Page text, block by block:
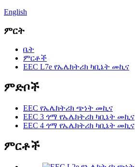
English
ምርት
ቤት
ምርቶች
EEC L7e የኤሌክትሪክ ካቢኔት መኪና
ምድቦች
EEC የኤሌክትሪክ ጭነት መኪና
EEC 3 ጎማ የኤሌክትሪክ ካቢኔት መኪና
EEC 4 ጎማ የኤሌክትሪክ ካቢኔት መኪና
ምርቶች